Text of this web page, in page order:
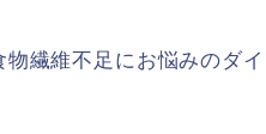
繊維不足にお悩みのダイ